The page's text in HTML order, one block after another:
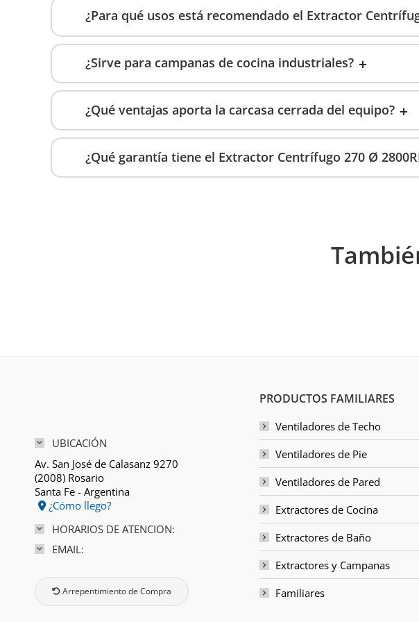
¿Para qué usos está recomendado el Extractor
¿Sirve para campanas de cocina industriales?
¿Qué ventajas aporta la carcasa cerrada del equipo?
¿Qué garantía tiene el Extractor Centrífugo 270 Ø
UBICACIÓN
Av. San José de Calasanz 9270
(2008) Rosario
Santa Fe - Argentina
¿Cómo llego?
HORARIOS DE ATENCION:
EMAIL:
Arrepentimiento de Compra
PRODUCTOS FAMILIARES
Ventiladores de Techo
Ventiladores de Pie
Ventiladores de Pared
Extractores de Cocina
Extractores de Baño
Extractores y Campanas
Familiares